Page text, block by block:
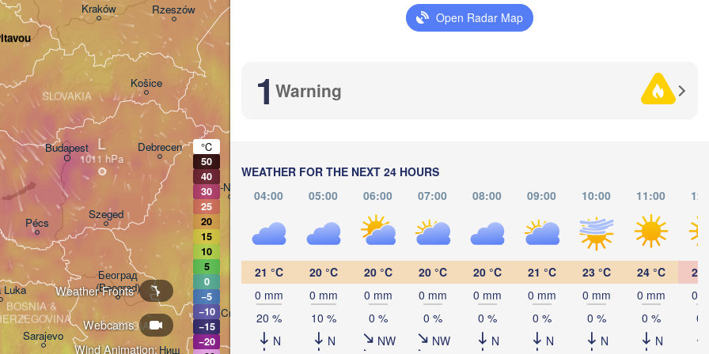
Open Radar Map
1 Warning
WEATHER FOR THE NEXT 24 HOURS
04:00
05:00 06:00 07:00 08:00 09:00 10:00 11:00
21 °C
0 mm
20 %
N
20 °C
0 mm
10 %
N
20 °C
0 mm
0 %
NW
20 °C
0 mm
0 %
NW
20 °C
0 mm
0 %
N
21 °C
0 mm
0 %
N
23 °C
0 mm
0 %
N
24 °C
0 mm
0 %
N
25
0
0
Wind Animation:
Webcams
Weather Fronts
Kraków Rzeszów
Budapest
Београд
(Beograd)
Debrecen
Ниш
Sarajevo
Košice
Szeged
Luka
Pécs
SERBIA
BOSNIA &
SLOVAKIA
Черкаси
București
Одеса
(Odesa)
Севастополь
(Sevastopol)
Chișinău
Чернівці
(Chernivtsi)
Craiova Constanța
Brașov
Плевен
Sibiu
Cluj-Napoca
ROMANIA
MOLDOVA
Дніпро
(Dnipro)
Керчь
L °C
50
40
30
25
20
15
10
5
0
−5
−10
−15
−20